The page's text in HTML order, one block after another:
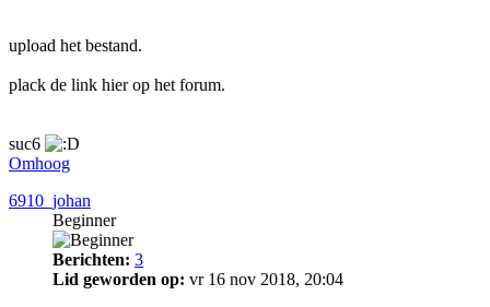
upload het bestand.
plack de link hier op het forum.
suc6
Omhoog
6910_johan
Beginner
Berichten: 3
Lid geworden op: vr 16 nov 2018, 20:04